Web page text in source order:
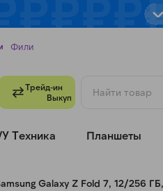
Фили
Трейд-ин
Выкуп
Техника Планшеты
Galaxy Z Fold 7, 12/256